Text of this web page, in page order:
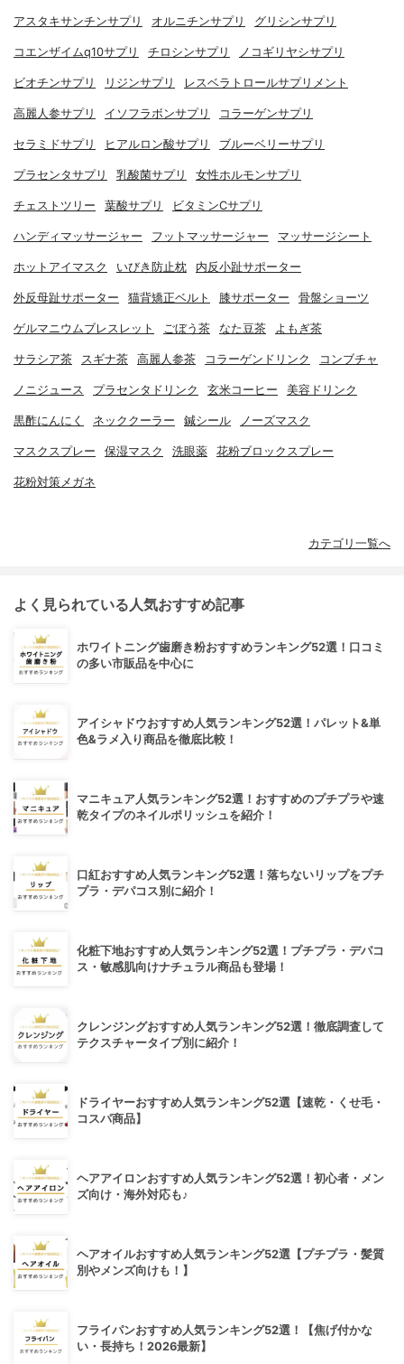
アスタキサンチンサプリ オルニチンサプリ グリシンサプリ
コエンザイムq10サプリ チロシンサプリ ノコギリヤシサプリ
ビオチンサプリ リジンサプリ レスベラトロールサプリメント
高麗人参サプリ イソフラボンサプリ コラーゲンサプリ
セラミドサプリ ヒアルロン酸サプリ ブルーベリーサプリ
プラセンタサプリ 乳酸菌サプリ 女性ホルモンサプリ
チェストツリー 葉酸サプリ ビタミンCサプリ
ハンディマッサージャー フットマッサージャー マッサージシート
ホットアイマスク いびき防止枕 内反小趾サポーター
外反母趾サポーター 猫背矯正ベルト 膝サポーター 骨盤ショーツ
ゲルマニウムブレスレット ごぼう茶 なた豆茶 よもぎ茶
サラシア茶 スギナ茶 高麗人参茶 コラーゲンドリンク コンブチャ
ノニジュース プラセンタドリンク 玄米コーヒー 美容ドリンク
黒酢にんにく ネッククーラー 鍼シール ノーズマスク
マスクスプレー 保湿マスク 洗眼薬 花粉ブロックスプレー
花粉対策メガネ
カテゴリ一覧へ
よく見られている人気おすすめ記事
ホワイトニング歯磨き粉おすすめランキング52選！口コミ
の多い市販品を中心に
アイシャドウおすすめ人気ランキング52選！パレット&単
色&ラメ入り商品を徹底比較！
マニキュア人気ランキング52選！おすすめのプチプラや速
乾タイプのネイルポリッシュを紹介！
口紅おすすめ人気ランキング52選！落ちないリップをプチ
プラ・デパコス別に紹介！
化粧下地おすすめ人気ランキング52選！プチプラ・デパコ
ス・敏感肌向けナチュラル商品も登場！
クレンジングおすすめ人気ランキング52選！徹底調査して
テクスチャータイプ別に紹介！
ドライヤーおすすめ人気ランキング52選【速乾・くせ毛・
コスパ商品】
ヘアアイロンおすすめ人気ランキング52選！初心者・メン
ズ向け・海外対応も♪
ヘアオイルおすすめ人気ランキング52選【プチプラ・髪質
別やメンズ向けも！】
フライパンおすすめ人気ランキング52選！【焦げ付かな
い・長持ち！2026最新】